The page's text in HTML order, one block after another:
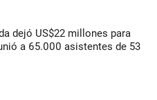
dejó US$22 millones para
a 65.000 asistentes de 53